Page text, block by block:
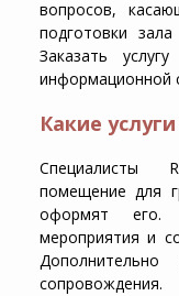
вопросов,
подготовки
Заказать
информационной
Какие
Специалисты
помещение для
оформят
мероприятия и
сопровождения.